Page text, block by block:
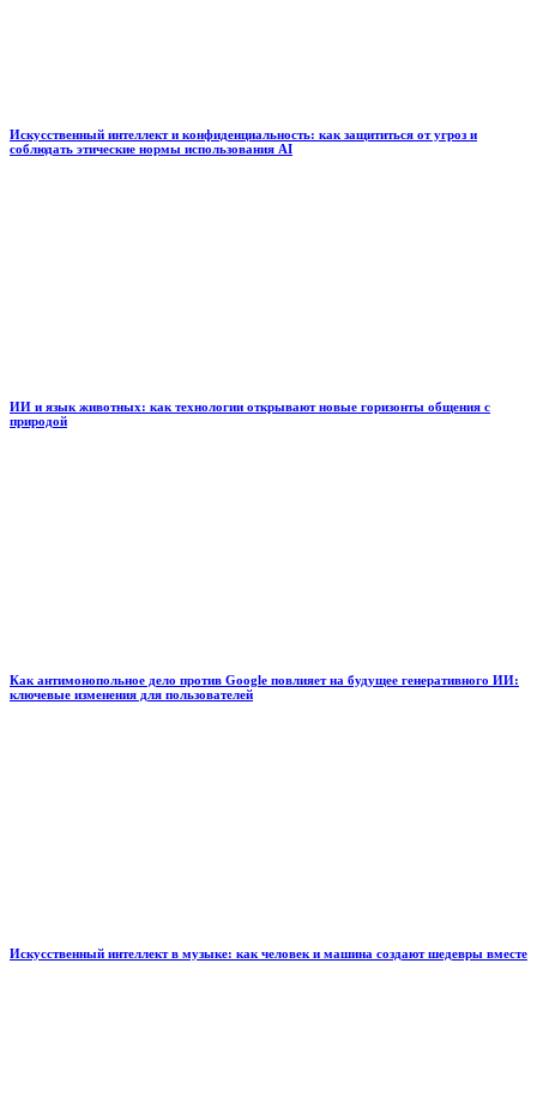
Искусственный интеллект и конфиденциальность: как защититься от угроз и
соблюдать этические нормы использования AI
ИИ и язык животных: как технологии открывают новые горизонты общения с
природой
Как антимонопольное дело против Google повлияет на будущее генеративного ИИ:
ключевые изменения для пользователей
Искусственный интеллект в музыке: как человек и машина создают шедевры вместе